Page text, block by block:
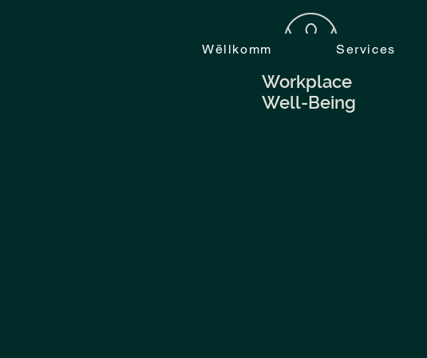
Workplace
Well-Being
Wëllkomm Services